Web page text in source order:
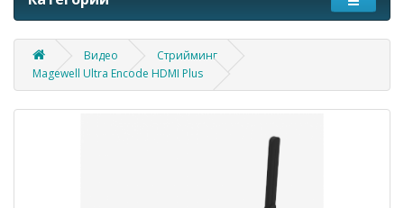
Видео
Стрийминг
Magewell Ultra Encode HDMI Plus